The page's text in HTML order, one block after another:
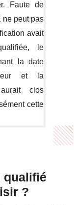
Faute de
ne peut pas
avait
le
la date
et la
clos
cette
qualifié
?